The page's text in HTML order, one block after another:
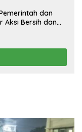
dan
Aksi Bersih dan